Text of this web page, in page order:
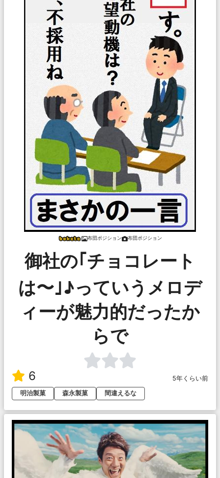
布団ポジション 布団ポジション
御社の｢チョコレート
は〜｣♪っていうメロデ
ィーが魅力的だったか
らで
6
5年くらい前
明治製菓
森永製菓 間違えるな